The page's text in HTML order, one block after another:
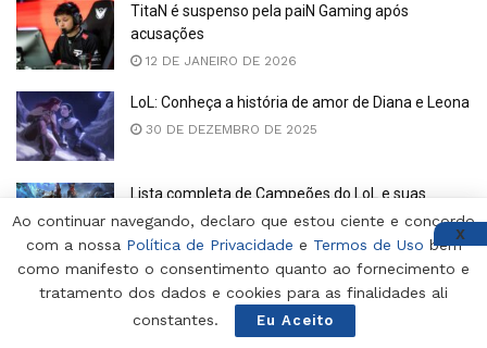
TitaN é suspenso pela paiN Gaming após
acusações
12 DE JANEIRO DE 2026
LoL: Conheça a história de amor de Diana e Leona
30 DE DEZEMBRO DE 2025
Lista completa de Campeões do LoL e suas
classes
12 DE DEZEMBRO DE 2025
Resposta LoLdle: Confira todas as soluções de
hoje (dezembro 2025)
12 DE DEZEMBRO DE 2025
Ao continuar navegando, declaro que estou ciente e concordo
com a nossa Política de Privacidade e Termos de Uso bem
como manifesto o consentimento quanto ao fornecimento e
tratamento dos dados e cookies para as finalidades ali
constantes.
Eu Aceito
X